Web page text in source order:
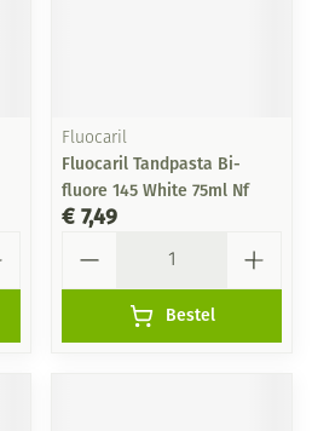
Fluocaril
Fluocaril Tandpasta Bi-
fluore 145 White 75ml Nf
€ 7,49
Bestel